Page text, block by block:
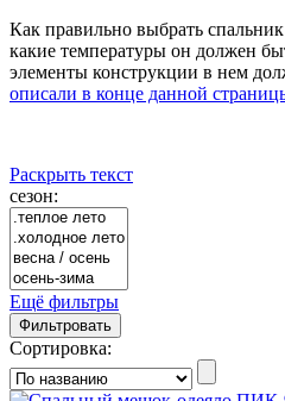
Как правильно выбрать
какие температуры он должен
элементы конструкции в нем
описали в конце данной
Раскрыть текст
сезон:
Ещё фильтры
Фильтровать
Сортировка: